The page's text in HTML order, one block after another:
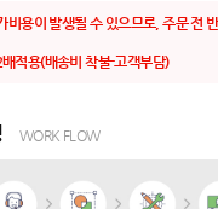
비용이 발생될 수 있으므로, 주문 전
적용(배송비 착불-고객부담)
WORK FLOW